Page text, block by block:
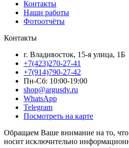
Контакты
Наши работы
Фотоотчёты
Контакты
г. Владивосток, 15-я улица, 1Б
+7(423)270-27-41
+7(914)790-27-42
Пн-Сб: 10:00-19:00
shop@argusdv.ru
WhatsApp
Telegram
Посмотреть на карте
Обращаем Ваше внимание на то,
носит исключительно